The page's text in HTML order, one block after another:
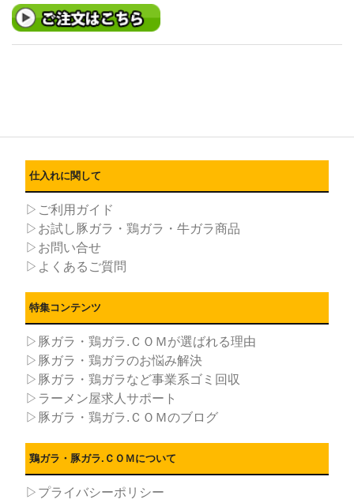
仕入れに関して
▷ご利用ガイド
▷お試し豚ガラ・鶏ガラ・牛ガラ商品
▷お問い合せ
▷よくあるご質問
特集コンテンツ
▷豚ガラ・鶏ガラ.ＣＯＭが選ばれる理由
▷豚ガラ・鶏ガラのお悩み解決
▷豚ガラ・鶏ガラなど事業系ゴミ回収
▷ラーメン屋求人サポート
▷豚ガラ・鶏ガラ.ＣＯＭのブログ
鶏ガラ・豚ガラ.ＣＯＭについて
▷プライバシーポリシー